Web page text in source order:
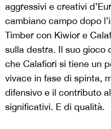
aggressivi e creativi
cambiano campo dopo
Timber con Kiwior e
sulla destra. Il suo gioco
che Calafiori si tiene un
vivace in fase di spinta,
difensivo e il contributo
significativi. E di qualità.